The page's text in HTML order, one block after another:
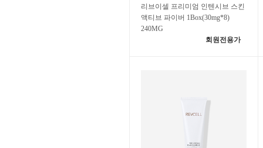
리브이셀 프리미엄 인텐시브 스킨
액티브 파이버 1Box(30mg*8)
240MG
회원전용가